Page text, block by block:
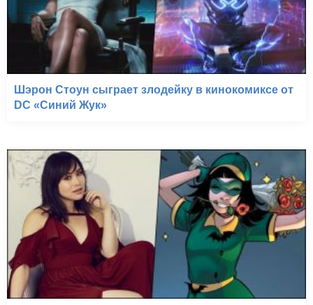
Шэрон Стоун сыграет злодейку в кинокомиксе от
DC «Синий Жук»